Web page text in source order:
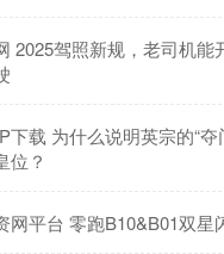
2025驾照新规，老司机能
下载 为什么说明英宗的“
位？
网平台 零跑B10&B01双星